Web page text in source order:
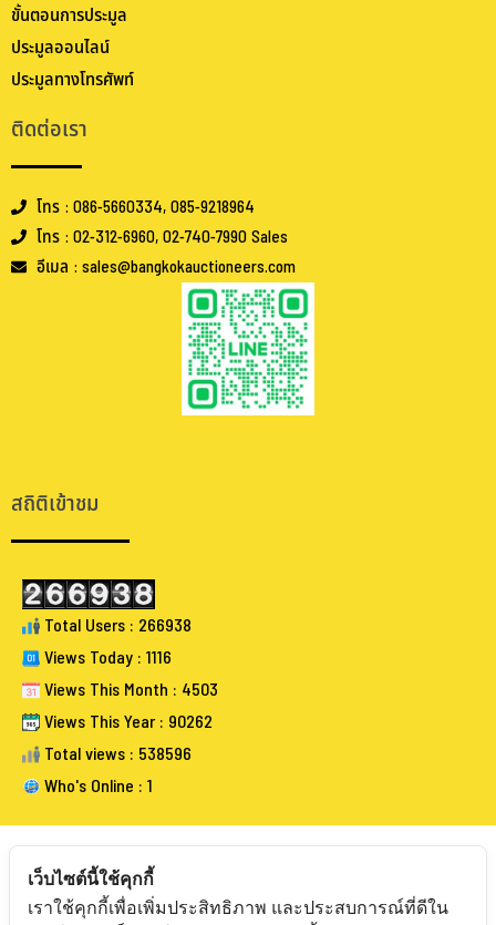
ขั้นตอนการประมูล
ประมูลออนไลน์
ประมูลทางโทรศัพท์
ติดต่อเรา
โทร : 086-5660334, 085-9218964
โทร : 02-312-6960, 02-740-7990 Sales
อีเมล : sales@bangkokauctioneers.com
สถิติเข้าชม
Total Users : 266938
Views Today : 1116
Views This Month : 4503
Views This Year : 90262
Total views : 538596
Who's Online : 1
FOLLOW BANGKOKAUCTIONEERS
เว็บไซต์นี้ใช้คุกกี้
เราใช้คุกกี้เพื่อเพิ่มประสิทธิภาพ และประสบการณ์ที่ดีใน